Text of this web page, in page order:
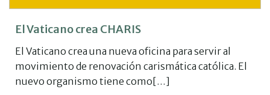
El Vaticano crea CHARIS
El Vaticano crea una nueva oficina para servir al
movimiento de renovación carismática católica. El
nuevo organismo tiene como[…]